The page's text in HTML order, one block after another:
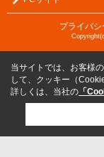
プライバ
当サイトでは、お客様
して、クッキー（
詳しくは、当社の 「